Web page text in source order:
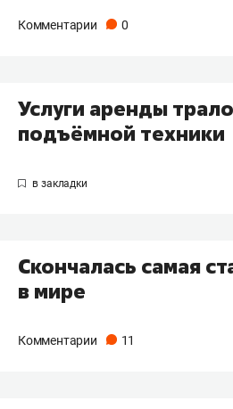
Комментарии 0
Услуги аренды
подъёмной техники
Скончалась самая
в мире
Комментарии 11